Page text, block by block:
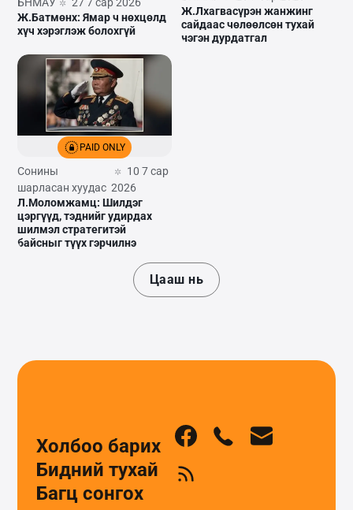
Ж.Батмөнх: Ямар ч нөхцөлд
хүч хэрэглэж болохгүй
Ж.Лхагвасүрэн жанжинг
сайдаас чөлөөлсөн тухай
нэгэн дурдатгал
PAID ONLY
Сонины
шарласан хуудас
10 7 сар
2026
Л.Моломжамц: Шилдэг
цэргүүд, тэднийг удирдах
шилмэл стратегитэй
байсныг түүх гэрчилнэ
Цааш нь
Холбоо барих
Бидний тухай
Багц сонгох